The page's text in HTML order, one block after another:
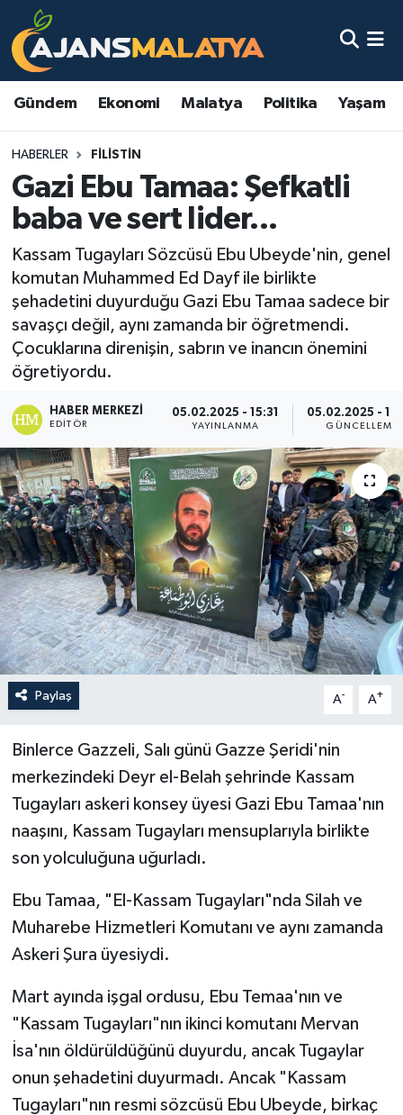
Gündem Ekonomi Malatya Politika Yaşam
HABERLER FILISTIN
Gazi Ebu Tamaa: Şefkatli
baba ve sert lider...
Kassam Tugayları Sözcüsü Ebu Ubeyde'nin, genel
komutan Muhammed Ed Dayf ile birlikte
şehadetini duyurduğu Gazi Ebu Tamaa sadece bir
savaşçı değil, aynı zamanda bir öğretmendi.
Çocuklarına direnişin, sabrın ve inancın önemini
öğretiyordu.
HABER MERKEZI
EDITÖR
05.02.2025 - 15:31
YAYINLANMA
05.02.2025 -
GÜNCELLEME
Paylaş A- A+
Binlerce Gazzeli, Salı günü Gazze Şeridi'nin
merkezindeki Deyr el-Belah şehrinde Kassam
Tugayları askeri konsey üyesi Gazi Ebu Tamaa'nın
naaşını, Kassam Tugayları mensuplarıyla birlikte
son yolculuğuna uğurladı.
Ebu Tamaa, "El-Kassam Tugayları"nda Silah ve
Muharebe Hizmetleri Komutanı ve aynı zamanda
Askeri Şura üyesiydi.
Mart ayında işgal ordusu, Ebu Temaa'nın ve
"Kassam Tugayları"nın ikinci komutanı Mervan
İsa'nın öldürüldüğünü duyurdu, ancak Tugaylar
onun şehadetini duyurmadı. Ancak "Kassam
Tugayları"nın resmi sözcüsü Ebu Ubeyde, birkaç
Asayiş
Eğitim
Ekonomi
Gündem
Kadın
Kültür & Sanat
Sağlık
Spor
Teknoloji
Yaşam
Malatya Nöbetçi Eczaneler
Malatya Namaz Vakitleri
Malatya Trafik Yoğunluk Haritası
TFF 3.Lig 2.Grup Puan Durumu ve Fikstür
Tüm Manşetler
Son Dakika Haberleri